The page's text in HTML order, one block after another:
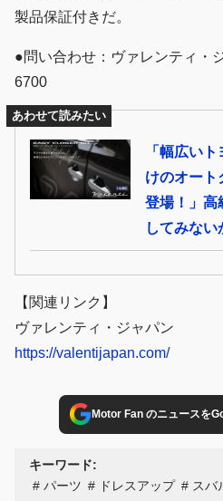
製品保証付きだ。
●問い合わせ：ヴァレンティ
6700
あわせて読みたい
「幅広い
けのオート
登場！」高
してみない
【関連リンク】
ヴァレンティ・ジャパン
https://valentijapan.com/
Motor Fan のニュースを
キーワード:
パーツ
ドレスアップ
スバ